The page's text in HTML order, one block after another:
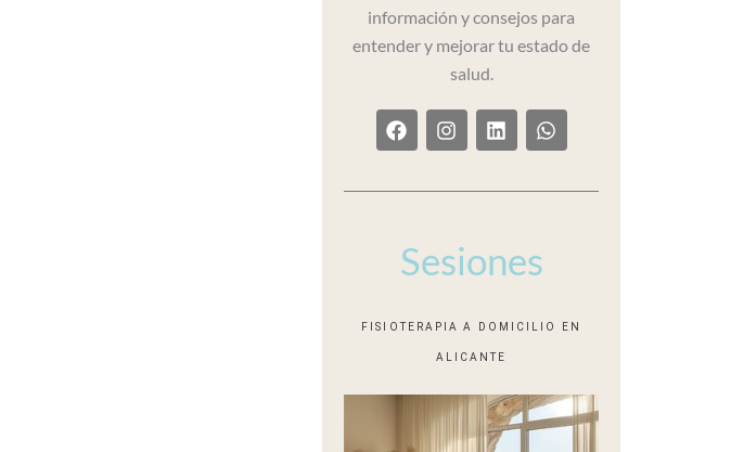
información y consejos para
entender y mejorar tu estado de
salud.
F
a
k
I
n
a
m
L
i
n
W
h
Sesiones
FISIOTERAPIA A DOMICILIO EN
ALICANTE